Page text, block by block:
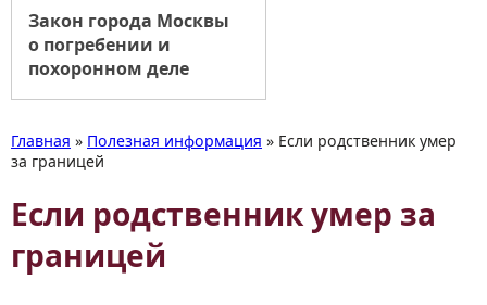
Закон города Москвы
о погребении и
похоронном деле
Главная » Полезная информация » Если родственник умер
за границей
Если родственник умер за
границей